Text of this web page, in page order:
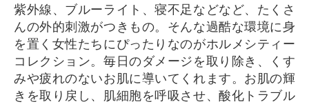
紫外線、ブルーライト、寝不足などなど、たくさ
んの外的刺激がつきもの。そんな過酷な環境に身
を置く女性たちにぴったりなのがホルメシティー
コレクション。毎日のダメージを取り除き、くす
みや疲れのないお肌に導いてくれます。お肌の輝
きを取り戻し、肌細胞を呼吸させ、酸化トラブル